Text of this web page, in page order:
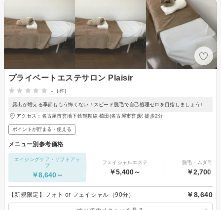
プライベートエステサロン Plaisir
-
(-件)
露出が増える季節ももう怖くない！スピード脱毛で自己処理ゼロを目指しましょう♪
アクセス：名古屋市営地下鉄鶴舞線 植田(名古屋市営)駅 徒歩2分
ポイントが貯まる・使える
メニュー別参考価格
エイジングケア・リフトアッ
プ
￥8,640～
フェイシャルエステ
￥5,400～
脱毛・ムダ毛処
￥2,700～
【新規限定】フォト or フェイシャル（90分） ￥8,640